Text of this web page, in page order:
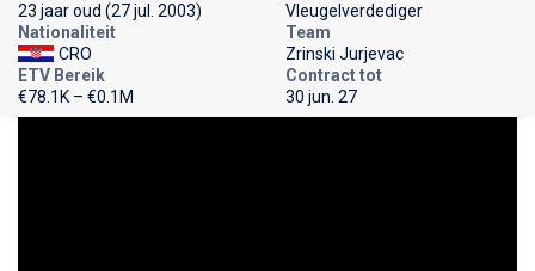
23 jaar oud (27 jul. 2003)
Vleugelverdediger
Nationaliteit
CRO
Team
Zrinski Jurjevac
ETV Bereik
€78.1K – €0.1M
Contract tot
30 jun. 27